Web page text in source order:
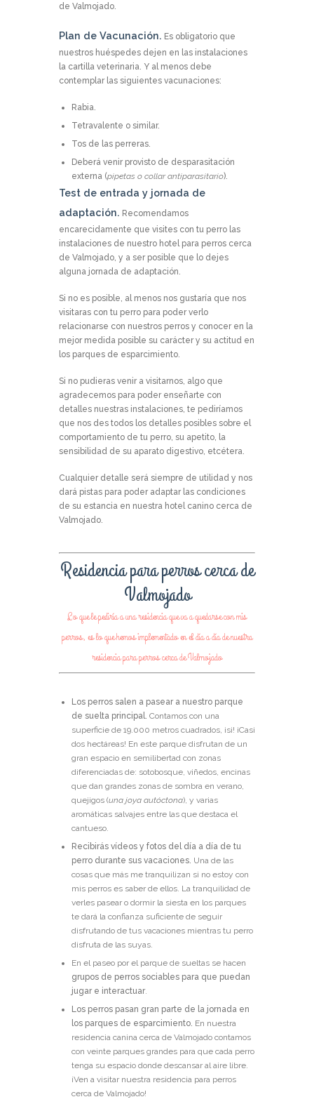
de Valmojado.
Plan de Vacunación. Es obligatorio que
nuestros huéspedes dejen en las instalaciones
la cartilla veterinaria. Y al menos debe
contemplar las siguientes vacunaciones:
Rabia.
Tetravalente o similar.
Tos de las perreras.
Deberá venir provisto de desparasitación
externa (pipetas o collar antiparasitario).
Test de entrada y jornada de
adaptación. Recomendamos
encarecidamente que visites con tu perro las
instalaciones de nuestro hotel para perros cerca
de Valmojado, y a ser posible que lo dejes
alguna jornada de adaptación.
Si no es posible, al menos nos gustaría que nos
visitaras con tu perro para poder verlo
relacionarse con nuestros perros y conocer en la
mejor medida posible su carácter y su actitud en
los parques de esparcimiento.
Si no pudieras venir a visitarnos, algo que
agradecemos para poder enseñarte con
detalles nuestras instalaciones, te pediríamos
que nos des todos los detalles posibles sobre el
comportamiento de tu perro, su apetito, la
sensibilidad de su aparato digestivo, etcétera.
Cualquier detalle será siempre de utilidad y nos
dará pistas para poder adaptar las condiciones
de su estancia en nuestra hotel canino cerca de
Valmojado.
Residencia para perros cerca de
Valmojado
Lo que le pediría a una residencia que va a quedarse con mis
perros, es lo que hemos implementado en el día a día de nuestra
residencia para perros cerca de Valmojado
Los perros salen a pasear a nuestro parque
de suelta principal. Contamos con una
superficie de 19.000 metros cuadrados, ¡si! ¡Casi
dos hectáreas! En este parque disfrutan de un
gran espacio en semilibertad con zonas
diferenciadas de: sotobosque, viñedos, encinas
que dan grandes zonas de sombra en verano,
quejigos (una joya autóctona), y varias
aromáticas salvajes entre las que destaca el
cantueso.
Recibirás vídeos y fotos del día a día de tu
perro durante sus vacaciones. Una de las
cosas que más me tranquilizan si no estoy con
mis perros es saber de ellos. La tranquilidad de
verles pasear o dormir la siesta en los parques
te dará la confianza suficiente de seguir
disfrutando de tus vacaciones mientras tu perro
disfruta de las suyas.
En el paseo por el parque de sueltas se hacen
grupos de perros sociables para que puedan
jugar e interactuar.
Los perros pasan gran parte de la jornada en
los parques de esparcimiento. En nuestra
residencia canina cerca de Valmojado contamos
con veinte parques grandes para que cada perro
tenga su espacio donde descansar al aire libre.
¡Ven a visitar nuestra residencia para perros
cerca de Valmojado!